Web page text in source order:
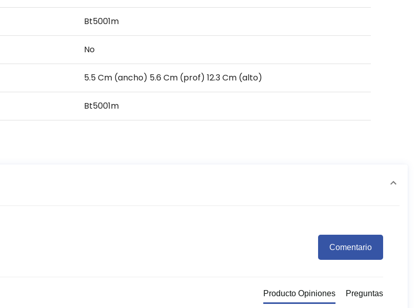
Bt5001m
No
5.5 Cm (ancho) 5.6 Cm (prof) 12.3 Cm (alto)
Bt5001m
Comentario
Producto Opiniones Preguntas